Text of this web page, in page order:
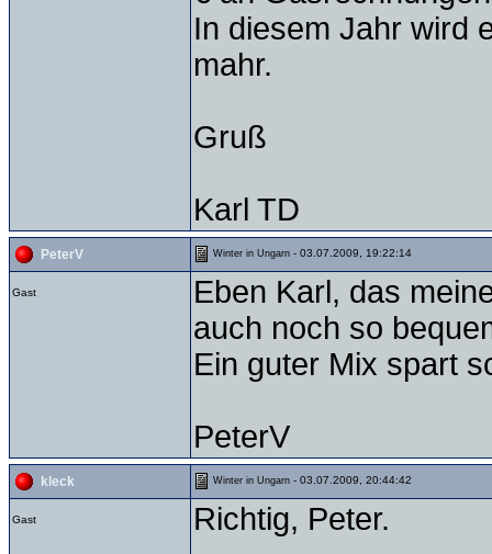
In diesem Jahr wird
mahr.
Gruß
Karl TD
PeterV Winter in Ungarn - 03.07.2009, 19:22:14
Gast
Eben Karl, das
auch noch so
Ein guter Mix spart
PeterV
kleck Winter in Ungarn - 03.07.2009, 20:44:42
Gast Richtig, Peter.